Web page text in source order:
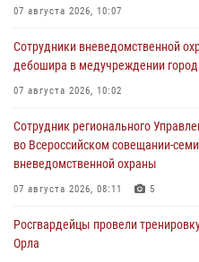
07 августа 2026, 10:07
Сотрудники вневедомственной
дебошира в медучреждении
07 августа 2026, 10:02
Сотрудник регионального
во Всероссийском совещании-
вневедомственной охраны
07 августа 2026, 08:11 5
Росгвардейцы провели
Орла